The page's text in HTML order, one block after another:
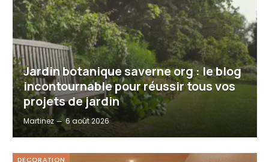
Jardin botanique saverne org : le blog
incontournable pour réussir tous vos
projets de jardin
Martinez 6 août 2026
DECORATION